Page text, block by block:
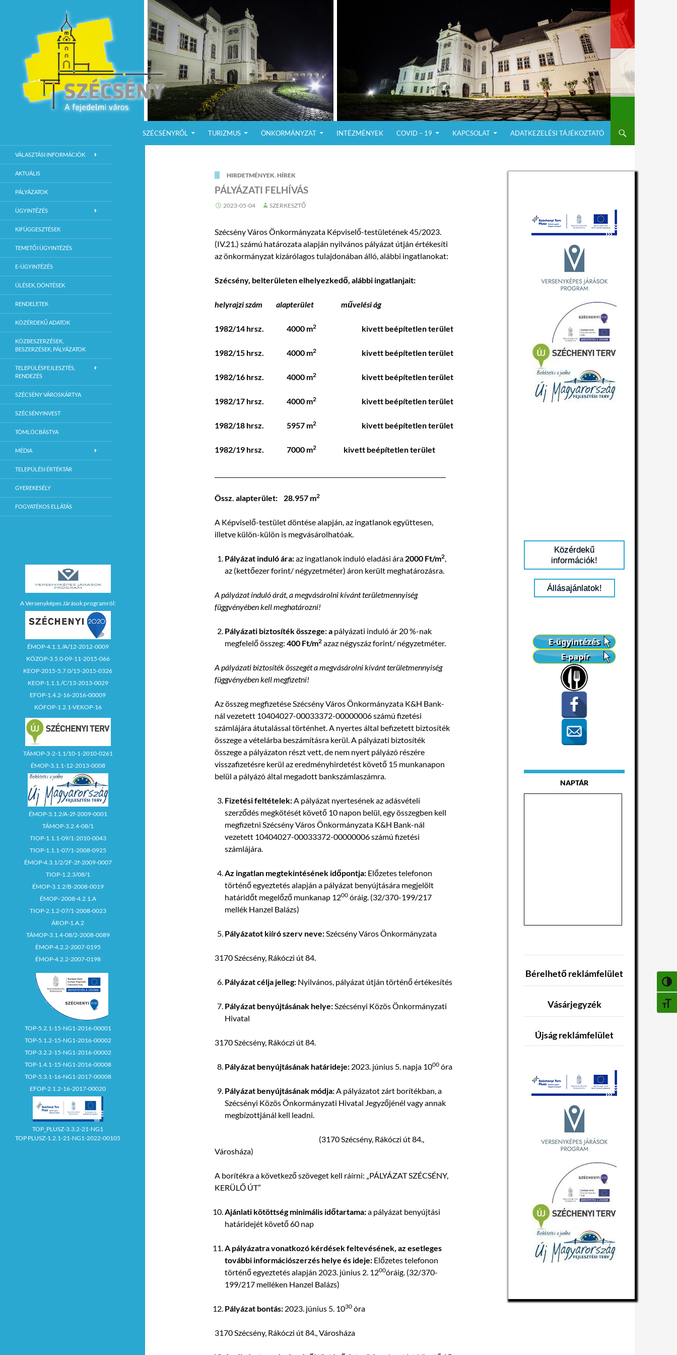
SZÉCSÉNYRŐL
TURIZMUS ÖNKORMÁNYZAT INTÉZMÉNYEK COVID – 19 KAPCSOLAT ADATKEZELÉSI TÁJÉKOZTATÓ
HIRDETMÉNYEK,HÍREK
PÁLYÁZATI FELHÍVÁS
2023-05-04 SZERKESZTŐ
Szécsény Város Önkormányzata Képviselő-testületének 45/2023.
(IV.21.) számú határozata alapján nyilvános pályázat útján értékesíti
az önkormányzat kizárólagos tulajdonában álló, alábbi ingatlanokat:
Szécsény, belterületen elhelyezkedő, alábbi ingatlanjait:
helyrajzi szám alapterület művelési ág
1982/14 hrsz. 4000 m2 kivett beépítetlen terület
1982/15 hrsz. 4000 m2 kivett beépítetlen terület
1982/16 hrsz. 4000 m2 kivett beépítetlen terület
1982/17 hrsz. 4000 m2 kivett beépítetlen terület
1982/18 hrsz. 5957 m2 kivett beépítetlen terület
1982/19 hrsz. 7000 m2 kivett beépítetlen terület
Össz. alapterület: 28.957 m2
A Képviselő-testület döntése alapján, az ingatlanok együttesen,
illetve külön-külön is megvásárolhatóak.
Pályázat induló ára:az ingatlanok induló eladási ára 2000 Ft/m2,
az (kettőezer forint/ négyzetméter) áron került meghatározásra.
A pályázat induló árát, a megvásárolni kívánt területmennyiség
függvényében kell meghatározni!
Pályázati biztosíték összege: a pályázati induló ár 20 %-nak
megfelelő összeg: 400 Ft/m2 azaz négyszáz forint/ négyzetméter.
A pályázati biztosíték összegét a megvásárolni kívánt területmennyiség
függvényében kell megfizetni!
Az összeg megfizetése Szécsény Város Önkormányzata K&H Bank-
nál vezetett 10404027-00033372-00000006 számú fizetési
számlájára átutalással történhet. A nyertes által befizetett biztosíték
összege a vételárba beszámításra kerül. A pályázati biztosíték
összege a pályázaton részt vett, de nem nyert pályázó részére
visszafizetésre kerül az eredményhirdetést követő 15 munkanapon
belül a pályázó által megadott bankszámlaszámra.
Fizetési feltételek:A pályázat nyertesének az adásvételi
szerződés megkötését követő 10 napon belül, egy összegben kell
megfizetni Szécsény Város Önkormányzata K&H Bank-nál
vezetett 10404027-00033372-00000006 számú fizetési
számlájára.
Az ingatlan megtekintésének időpontja: Előzetes telefonon
történő egyeztetés alapján a pályázat benyújtására megjelölt
határidőt megelőző munkanap 1200 óráig. (32/370-199/217
mellék Hanzel Balázs)
Pályázatot kiíró szerv neve:Szécsény Város Önkormányzata
3170 Szécsény, Rákóczi út 84.
Pályázat célja jelleg: Nyilvános, pályázat útján történő értékesítés
Pályázat benyújtásának helye:Szécsényi Közös Önkormányzati
Hivatal
3170 Szécsény, Rákóczi út 84.
Pályázat benyújtásának határideje: 2023. június 5. napja 1000 óra
Pályázat benyújtásának módja:A pályázatot zárt borítékban, a
Szécsényi Közös Önkormányzati Hivatal Jegyzőjénél vagy annak
megbízottjánál kell leadni.
(3170 Szécsény, Rákóczi út 84.,
Városháza)
A borítékra a következő szöveget kell ráírni: „PÁLYÁZAT SZÉCSÉNY,
KERÜLŐ ÚT”
Ajánlati kötöttség minimális időtartama:a pályázat benyújtási
határidejét követő 60 nap
A pályázatra vonatkozó kérdések feltevésének, az esetleges
további információszerzés helye és ideje: Előzetes telefonon
történő egyeztetés alapján 2023. június 2. 1200óráig. (32/370-
199/217 melléken Hanzel Balázs)
Pályázat bontás: 2023. június 5. 1030 óra
3170 Szécsény, Rákóczi út 84., Városháza
Közérdekű
információk!
Állásajánlatok!
NAPTÁR
Bérelhető reklámfelület
Vásárjegyzék
Újság reklámfelület
Szécsény Város Hivatalos Weboldala
VÁLASZTÁSI INFORMÁCIÓK
AKTUÁLIS
PÁLYÁZATOK
ÜGYINTÉZÉS
KIFÜGGESZTÉSEK
TEMETŐI ÜGYINTÉZÉS
E-ÜGYINTÉZÉS
ÜLÉSEK, DÖNTÉSEK
RENDELETEK
KÖZÉRDEKŰ ADATOK
KÖZBESZERZÉSEK,
BESZERZÉSEK, PÁLYÁZATOK
TELEPÜLÉSFEJLESZTÉS,
RENDEZÉS
SZÉCSÉNY VÁROSKÁRTYA
SZÉCSÉNYINVEST
TÖMLÖCBÁSTYA
MÉDIA
TELEPÜLÉSI ÉRTÉKTÁR
GYEREKESÉLY
FOGYATÉKOS ELLÁTÁS
A Versenyképes Járások programról:
ÉMOP-4.1.1./A/12-2012-0009
KÖZOP-3.5.0-09-11-2015-066
KEOP-2015-5.7.0/15-2015-0326
KEOP-1.1.1./C/13-2013-0029
EFOP-1.4.2-16-2016-00009
KÖFOP-1.2.1-VEKOP-16
TÁMOP-3-2-1.1/10-1-2010-0261
ÉMOP-3.1.1-12-2013-0008
ÉMOP-3.1.2/A-2f-2009-0001
TÁMOP-3.2.4-08/1
TIOP-1.1.1-09/1-2010-0043
TIOP-1.1.1-07/1-2008-0925
ÉMOP-4.3.1/2/2F-2f-2009-0007
TIOP-1.2.3/08/1
ÉMOP-3.1.2/B-2008-0019
ÉMOP–2008-4.2.1.A
TIOP-2.1.2-07/1-2008-0023
ÁROP-1.A.2
TÁMOP-3.1.4-08/2-2008-0089
ÉMOP-4.2.2-2007-0195
ÉMOP-4.2.2-2007-0198
TOP-5.2.1-15-NG1-2016-00001
TOP-5.1.2-15-NG1-2016-00002
TOP-3.2.2-15-NG1-2016-00002
TOP-1.4.1-15-NG1-2016-00008
TOP-5.3.1-16-NG1-2017-00008
EFOP-2.1.2-16-2017-00020
TOP_PLUSZ-3.3.2-21-NG1
TOP PLUSZ-1.2.1-21-NG1-2022-00105